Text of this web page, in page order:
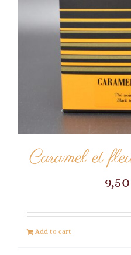
Caramel et
9,50
Add to cart